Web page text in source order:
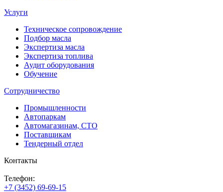
Услуги
Техническое сопровождение
Подбор масла
Экспертиза масла
Экспертиза топлива
Аудит оборудования
Обучение
Сотрудничество
Промышленности
Автопаркам
Автомагазинам, СТО
Поставщикам
Тендерный отдел
Контакты
Телефон:
+7 (3452) 69-69-15